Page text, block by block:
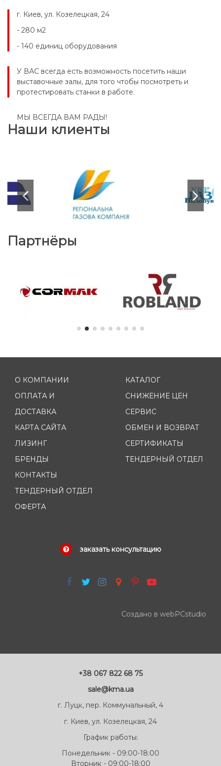
г. Киев, ул. Козелецкая, 24
- 280 м2
- 140 единиц оборудования
У ВАС всегда есть возможность посетить наши
выставочные залы, для того чтобы посмотреть и
протестировать станки в работе.
МЫ ВСЕГДА ВАМ РАДЫ!
Наши клиенты
Партнёры
О КОМПАНИИ
ОПЛАТА И
ДОСТАВКА
КАРТА САЙТА
ЛИЗИНГ
БРЕНДЫ
КОНТАКТЫ
ТЕНДЕРНЫЙ ОТДЕЛ
ОФЕРТА
КАТАЛОГ
СНИЖЕНИЕ ЦЕН
СЕРВИС
ОБМЕН И ВОЗВРАТ
СЕРТИФИКАТЫ
ТЕНДЕРНЫЙ ОТДЕЛ
заказать консультацию
Создано в webPCstudio
+38 067 822 68 75
sale@kma.ua
г. Луцк, пер. Коммунальный, 4
г. Киев, ул. Козелецкая, 24
График работы:
Понедельник - 09:00-18:00
Вторник - 09:00-18:00